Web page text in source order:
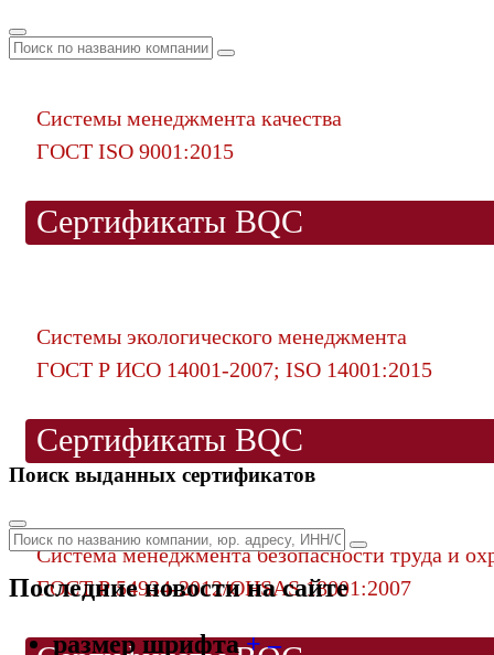
Системы менеджмента качества
ГОСТ ISO 9001:2015
Сертификаты BQC
Системы экологического менеджмента
ГОСТ Р ИСО 14001-2007; ISO 14001:2015
Сертификаты BQC
Система менеджмента безопасности труда и
ГОСТ Р 54934-2012/OHSAS 18001:2007
Поиск выданных сертификатов
Последние новости на сайте
размер шрифта +–